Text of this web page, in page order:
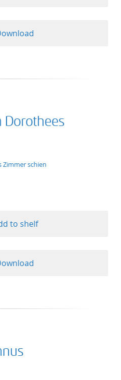
Dorothees
Zimmer schien
to shelf